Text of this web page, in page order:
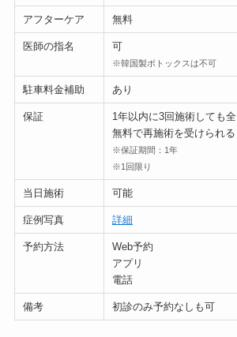
アフターケア 無料
医師の指名 可
※韓国製ボトックスは不可
駐車料金補助 あり
保証
1年以内に3回施術しても
無料で再施術を受けられる
※保証期間：1年
※1回限り
当日施術 可能
症例写真 詳細
予約方法
Web予約
アプリ
電話
備考 初診のみ予約なしも可